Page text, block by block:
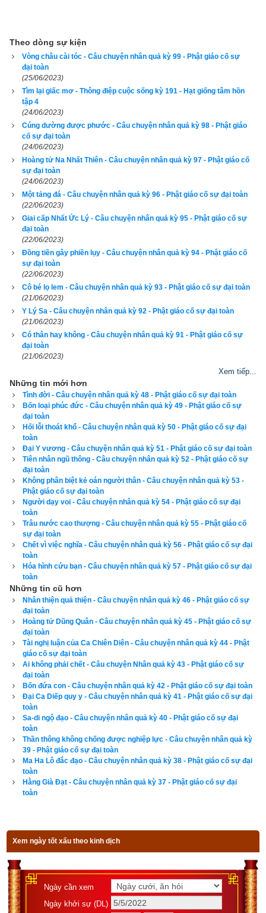
Đức Phật hỏi:
– Tu Ba Bà Sa! Bà có còn muốn một đứa con trai như thế nữa
không?
Công chúa thưa:
– Bạch Thế Tôn! Cho con 7 đứa con trai như thế này nữa con
mới thấy đủ!
Đức Phật chia vui với bà, nói lời chúc mừng rồi ra đi.
Hoàng tử Tất Bà Lợi được 7 tuổi thì quy y với đức Phật, đầy
20 tuổi thì thọ giới Cụ túc. Giữa những người làm việc thiện,
cậu là người đứng đầu, và khi cậu chứng quả A-la-hán thì đại
địa phát âm thanh.
Một hôm, chư tỳ-kheo cùng nhau tập họp ở pháp đường đàm
luận:
– Các vị pháp hữu! Trưởng giả Tất Bà Lợi thật là một người
làm việc thiện đệ nhất! Chắc hẳn ngài đã lập thệ nguyện từ xa
xưa, nay lại sẽ chứng quả A-la-hán. Nhưng do nghiệp dĩ nào
mà ngài đã phải ở trong chậu máu suốt bảy năm trời, và chịu
7 ngày đau đớn mới sinh ra đời, khiến hai mẹ con đều phải
chịu tận cùng của sự thống khổ?
Vừa đúng lúc ấy đức Phật bước vào và hỏi:
– Chư tỳ-kheo, các ông tập họp ở đây để bàn luận việc gì
vậy?
Các tỳ-kheo liền nêu lên vấn đề và thỉnh ý Thế Tôn. Đức Phật
nói:
– Này chư tỳ-kheo, Tất Bà Lợi, người làm việc thiện đệ nhất,
ở trong chậu máu suốt 7 năm và chịu 7 ngày đau đớn mới
sinh ra đời là do túc nghiệp của ông ấy. Tu Ba Bà Sa chịu cái
khổ thai nghén trong 7 năm trường và chịu cái khổ đau đớn
trong suốt 7 ngày mới lâm bồn, cũng là do chính nghiệp đời
trước của bà mà ra.
Đức Phật nói tiếp:
– Ngày xưa có một ông vua thành Ba La Nại, vì Bồ Tát chọn
nơi này đầu thai nên hoàng hậu sinh được một hoàng nam.
Khi hoàng tử đến tuổi trưởng thành thì đi đến thành Đắc Xoa
La để học tất cả mọi ngành nghề. Lúc ấy nước Câu Tát đem
đại binh đến tấn công thành Ba La Nại, giết vua, cưỡng bức
hoàng hậu về làm vợ. Hoàng tử nước Ba La Nại thấy vua cha
bị giết thì chạy trốn bằng đường hầm bí mật, chiêu tập binh
mã, trở về thành Ba La Nại, đóng binh ở một vùng phụ cận và
gửi thư đến nhà vua nói rằng: “Hãy trả ngôi báu lại cho tôi, nếu
không thì hãy cùng tôi giao chiến.” Nhà vua gửi thư trả lời:
Mẹ của hoàng tử nghe tin này, cũng viết thư cho con nói rằng:
“Giao chiến không có lợi, nên vây hãm thành Ba La Nại, cắt
đứt mọi đường giao thông ở bốn phía, khiến cho nước, củi và
lương thực không vào thành được, chờ cho dân chúng kiệt
quệ và khốn đốn, thì không cần đánh thành cũng sẽ tự nhiên
lấy được!”
Theo dòng sự kiện
Vòng châu cài tóc - Câu chuyện nhân quả kỳ 99 - Phật giáo cố sự
đại toàn
(25/06/2023)
Tìm lại giấc mơ - Thông điệp cuộc sống kỳ 191 - Hạt giống tâm hồn
tập 4
(24/06/2023)
Cúng dường được phước - Câu chuyện nhân quả kỳ 98 - Phật giáo
cố sự đại toàn
(24/06/2023)
Hoàng tử Na Nhất Thiên - Câu chuyện nhân quả kỳ 97 - Phật giáo cố
sự đại toàn
(24/06/2023)
Một tảng đá - Câu chuyện nhân quả kỳ 96 - Phật giáo cố sự đại toàn
(22/06/2023)
Giai cấp Nhất Ức Lý - Câu chuyện nhân quả kỳ 95 - Phật giáo cố sự
đại toàn
(22/06/2023)
Đồng tiền gây phiền lụy - Câu chuyện nhân quả kỳ 94 - Phật giáo cố
sự đại toàn
(22/06/2023)
Cô bé lọ lem - Câu chuyện nhân quả kỳ 93 - Phật giáo cố sự đại toàn
(21/06/2023)
Y Lý Sa - Câu chuyện nhân quả kỳ 92 - Phật giáo cố sự đại toàn
(21/06/2023)
Có thân hay không - Câu chuyện nhân quả kỳ 91 - Phật giáo cố sự
đại toàn
(21/06/2023)
Xem tiếp...
Những tin mới hơn
Tình đời - Câu chuyện nhân quả kỳ 48 - Phật giáo cố sự đại toàn
Bốn loại phúc đức - Câu chuyện nhân quả kỳ 49 - Phật giáo cố sự
đại toàn
Hối lỗi thoát khổ - Câu chuyện nhân quả kỳ 50 - Phật giáo cố sự đại
toàn
Đại Y vương - Câu chuyện nhân quả kỳ 51 - Phật giáo cố sự đại toàn
Tiên nhân ngũ thông - Câu chuyện nhân quả kỳ 52 - Phật giáo cố sự
đại toàn
Không phân biệt kẻ oán người thân - Câu chuyện nhân quả kỳ 53 -
Phật giáo cố sự đại toàn
Người dạy voi - Câu chuyện nhân quả kỳ 54 - Phật giáo cố sự đại
toàn
Trâu nước cao thượng - Câu chuyện nhân quả kỳ 55 - Phật giáo cố
sự đại toàn
Chết vì việc nghĩa - Câu chuyện nhân quả kỳ 56 - Phật giáo cố sự đại
toàn
Hóa hình cứu bạn - Câu chuyện nhân quả kỳ 57 - Phật giáo cố sự đại
toàn
Những tin cũ hơn
Nhân thiện quả thiện - Câu chuyện nhân quả kỳ 46 - Phật giáo cố sự
đại toàn
Hoàng tử Dũng Quân - Câu chuyện nhân quả kỳ 45 - Phật giáo cố sự
đại toàn
Tài nghị luận của Ca Chiên Diên - Câu chuyện nhân quả kỳ 44 - Phật
giáo cố sự đại toàn
Ai không phải chết - Câu chuyện Nhân quả kỳ 43 - Phật giáo cố sự
đại toàn
Bốn đứa con - Câu chuyện nhân quả kỳ 42 - Phật giáo cố sự đại toàn
Đại Ca Diếp quy y - Câu chuyện nhân quả kỳ 41 - Phật giáo cố sự đại
toàn
Sa-di ngộ đạo - Câu chuyện nhân quả kỳ 40 - Phật giáo cố sự đại
toàn
Thần thông không chống được nghiệp lực - Câu chuyện nhân quả kỳ
39 - Phật giáo cố sự đại toàn
Ma Ha Lô đắc đạo - Câu chuyện nhân quả kỳ 38 - Phật giáo cố sự đại
toàn
Hằng Già Đạt - Câu chuyện nhân quả kỳ 37 - Phật giáo cố sự đại
toàn
Xem ngày tốt xấu theo kinh dịch
Ngày cần xem
Ngày khởi sự (DL)